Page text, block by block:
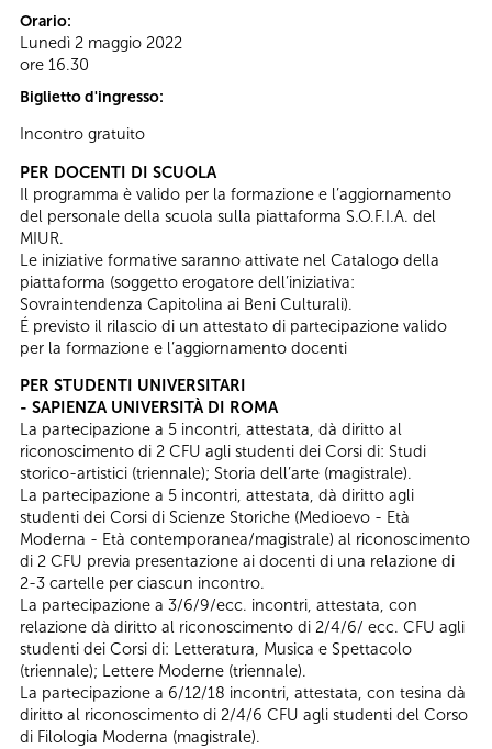
Orario:
Lunedì 2 maggio 2022
ore 16.30
Biglietto d'ingresso:
Incontro gratuito
PER DOCENTI DI SCUOLA
Il programma è valido per la formazione e l’aggiornamento
del personale della scuola sulla piattaforma S.O.F.I.A. del
MIUR.
Le iniziative formative saranno attivate nel Catalogo della
piattaforma (soggetto erogatore dell’iniziativa:
Sovraintendenza Capitolina ai Beni Culturali).
É previsto il rilascio di un attestato di partecipazione valido
per la formazione e l’aggiornamento docenti
PER STUDENTI UNIVERSITARI
- SAPIENZA UNIVERSITÀ DI ROMA
La partecipazione a 5 incontri, attestata, dà diritto al
riconoscimento di 2 CFU agli studenti dei Corsi di: Studi
storico-artistici (triennale); Storia dell’arte (magistrale).
La partecipazione a 5 incontri, attestata, dà diritto agli
studenti dei Corsi di Scienze Storiche (Medioevo - Età
Moderna - Età contemporanea/magistrale) al riconoscimento
di 2 CFU previa presentazione ai docenti di una relazione di
2-3 cartelle per ciascun incontro.
La partecipazione a 3/6/9/ecc. incontri, attestata, con
relazione dà diritto al riconoscimento di 2/4/6/ ecc. CFU agli
studenti dei Corsi di: Letteratura, Musica e Spettacolo
(triennale); Lettere Moderne (triennale).
La partecipazione a 6/12/18 incontri, attestata, con tesina dà
diritto al riconoscimento di 2/4/6 CFU agli studenti del Corso
di Filologia Moderna (magistrale).